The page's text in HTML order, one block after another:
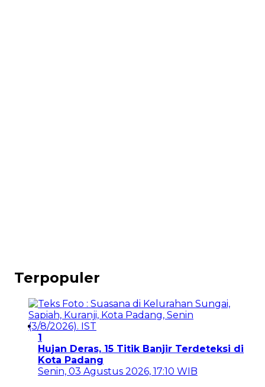
Terpopuler
1
Hujan Deras, 15 Titik Banjir Terdeteksi di
Kota Padang
Senin, 03 Agustus 2026, 17:10 WIB